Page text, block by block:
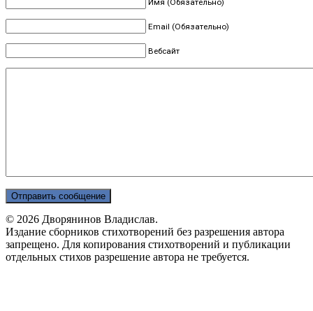
Email (Обязательно)
Вебсайт
© 2026 Дворянинов Владислав.
Издание сборников стихотворений без разрешения автора
запрещено. Для копирования стихотворений и публикации
отдельных стихов разрешение автора не требуется.